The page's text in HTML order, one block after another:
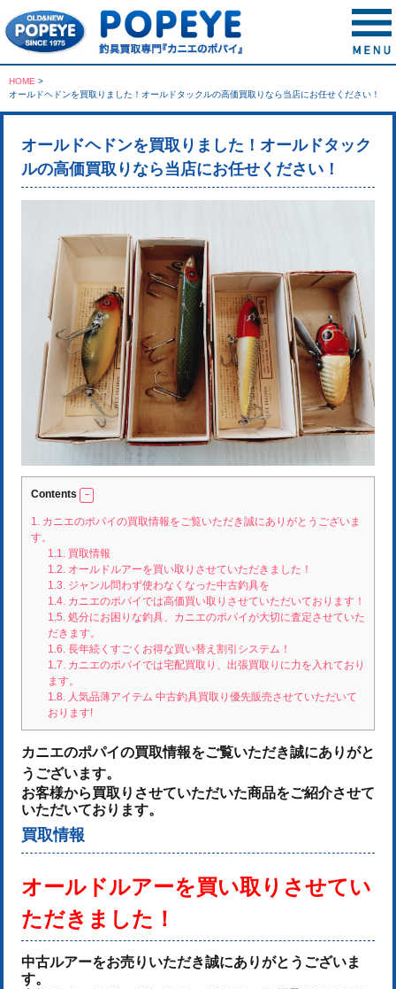
HOME >
オールドヘドンを買取りました！オールドタックルの高価買取りなら当店にお任せください！
オールドヘドンを買取りました！オールドタック
ルの高価買取りなら当店にお任せください！
Contents
1. カニエのポパイの買取情報をご覧いただき誠にありがとうございま
す。
1.1.買取情報
1.2.オールドルアーを買い取りさせていただきました！
1.3.ジャンル問わず使わなくなった中古釣具を
1.4.カニエのポパイでは高価買い取りさせていただいております！
1.5.処分にお困りな釣具、カニエのポパイが大切に査定させていた
だきます。
1.6.長年続くすごくお得な買い替え割引システム！
1.7.カニエのポパイでは宅配買取り、出張買取りに力を入れており
ます。
1.8.人気品薄アイテム 中古釣具買取り優先販売させていただいて
おります!
カニエのポパイの買取情報をご覧いただき誠にありがと
うございます。
お客様から買取りさせていただいた商品をご紹介させて
いただいております。
買取情報
オールドルアーを買い取りさせてい
ただきました！
中古ルアーをお売りいただき誠にありがとうございま
す。